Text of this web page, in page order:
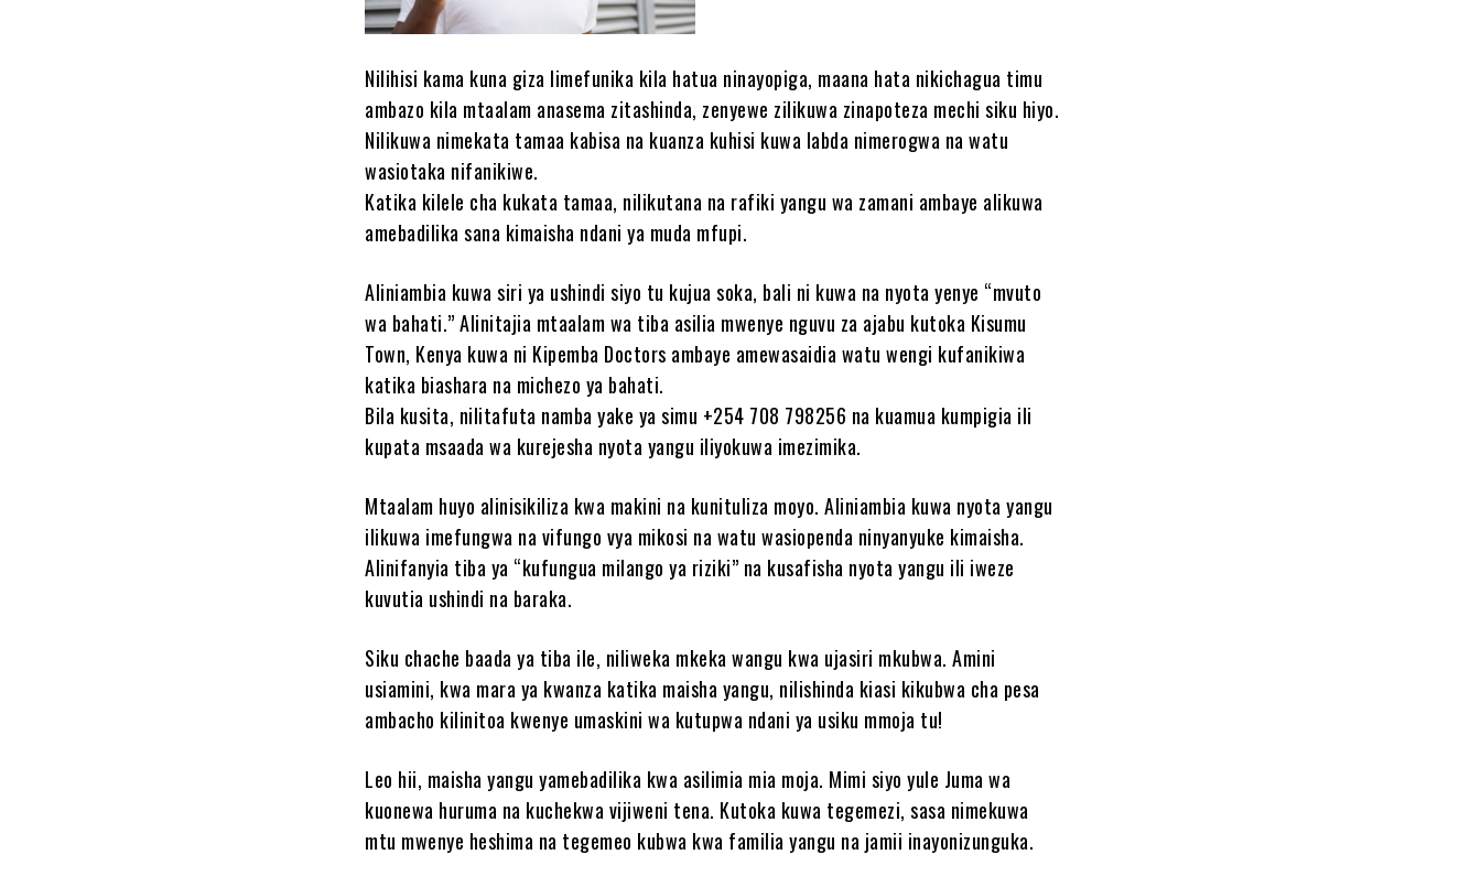
Nilihisi kama kuna giza limefunika kila hatua ninayopiga, maana hata nikichagua timu
ambazo kila mtaalam anasema zitashinda, zenyewe zilikuwa zinapoteza mechi siku hiyo.
Nilikuwa nimekata tamaa kabisa na kuanza kuhisi kuwa labda nimerogwa na watu
wasiotaka nifanikiwe.
Katika kilele cha kukata tamaa, nilikutana na rafiki yangu wa zamani ambaye alikuwa
amebadilika sana kimaisha ndani ya muda mfupi.
Aliniambia kuwa siri ya ushindi siyo tu kujua soka, bali ni kuwa na nyota yenye “mvuto
wa bahati.” Alinitajia mtaalam wa tiba asilia mwenye nguvu za ajabu kutoka Kisumu
Town, Kenya kuwa ni Kipemba Doctors ambaye amewasaidia watu wengi kufanikiwa
katika biashara na michezo ya bahati.
Bila kusita, nilitafuta namba yake ya simu +254 708 798256 na kuamua kumpigia ili
kupata msaada wa kurejesha nyota yangu iliyokuwa imezimika.
Mtaalam huyo alinisikiliza kwa makini na kunituliza moyo. Aliniambia kuwa nyota yangu
ilikuwa imefungwa na vifungo vya mikosi na watu wasiopenda ninyanyuke kimaisha.
Alinifanyia tiba ya “kufungua milango ya riziki” na kusafisha nyota yangu ili iweze
kuvutia ushindi na baraka.
Siku chache baada ya tiba ile, niliweka mkeka wangu kwa ujasiri mkubwa. Amini
usiamini, kwa mara ya kwanza katika maisha yangu, nilishinda kiasi kikubwa cha pesa
ambacho kilinitoa kwenye umaskini wa kutupwa ndani ya usiku mmoja tu!
Leo hii, maisha yangu yamebadilika kwa asilimia mia moja. Mimi siyo yule Juma wa
kuonewa huruma na kuchekwa vijiweni tena. Kutoka kuwa tegemezi, sasa nimekuwa
mtu mwenye heshima na tegemeo kubwa kwa familia yangu na jamii inayonizunguka.